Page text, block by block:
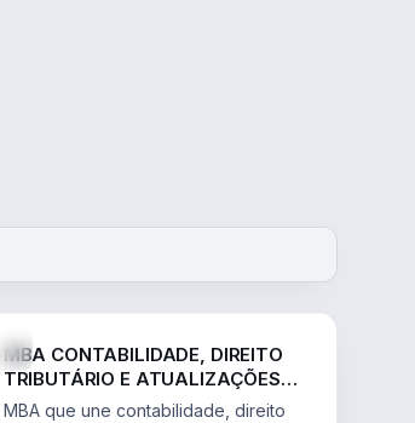
MBA CONTABILIDADE, DIREITO
TRIBUTÁRIO E ATUALIZAÇÕES
DA REFORMA TRIBUTÁRIA
MBA que une contabilidade, direito